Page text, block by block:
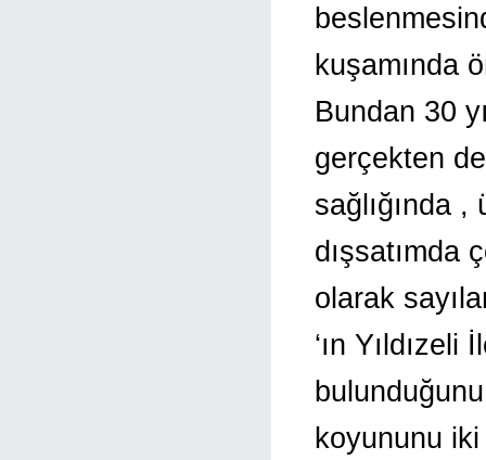
kuşamında
Bundan 30
gerçekten
sağlığında
dışsatımda
olarak
‘ın
koyununu